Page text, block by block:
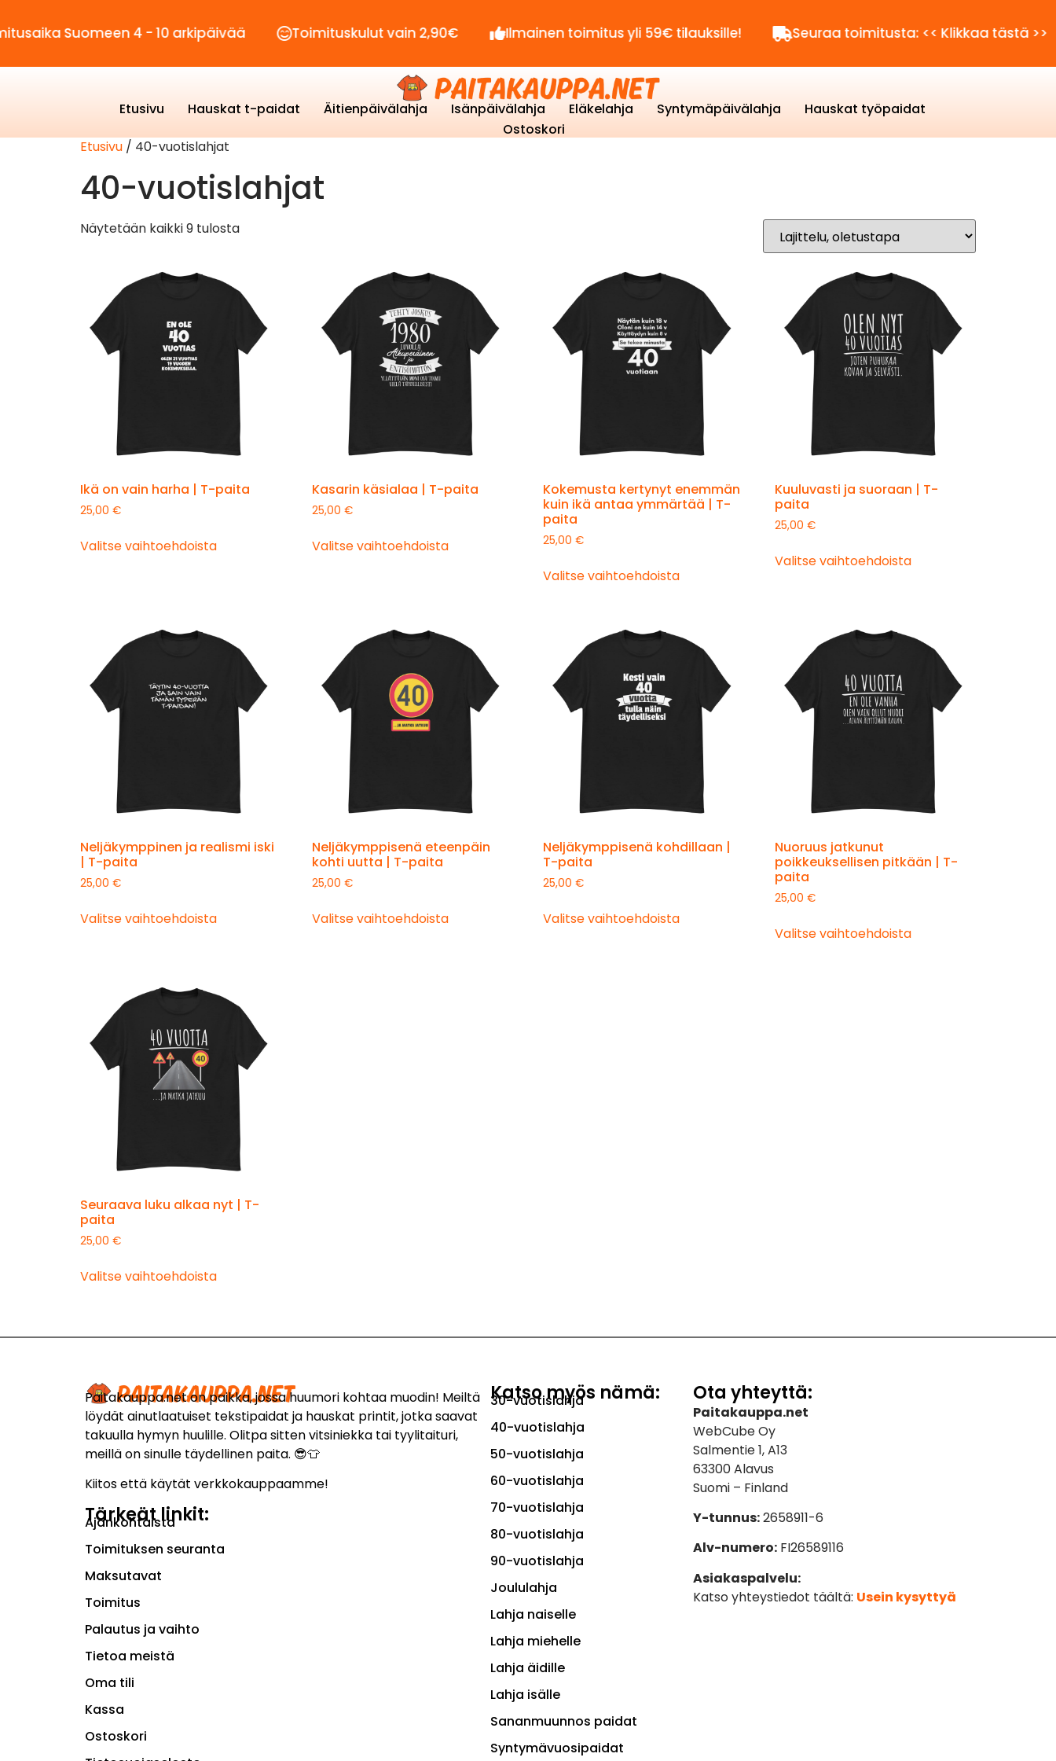
Suomeen 4 - 10 arkipäivää Toimituskulut vain 2,90€ Ilmainen toimitus yli 59€ tilauksille! Seuraa toimitusta: << Klikkaa tästä >>
Etusivu Hauskat t-paidat Äitienpäivälahja Isänpäivälahja Eläkelahja Syntymäpäivälahja
Hauskat työpaidat
Ostoskori
Etusivu / 40-vuotislahjat
40-vuotislahjat
Näytetään kaikki 9 tulosta
Ikä on vain harha | T-paita
25,00 €
Valitse vaihtoehdoista
Kasarin käsialaa | T-paita
25,00 €
Valitse vaihtoehdoista
Kokemusta kertynyt enemmän
kuin ikä antaa ymmärtää | T-
paita
25,00€
Valitse vaihtoehdoista
Kuuluvasti ja suoraan | T-
paita
25,00€
Valitse vaihtoehdoista
Neljäkymppinen ja realismi iski
| T-paita
25,00 €
Valitse vaihtoehdoista
Neljäkymppisenä eteenpäin
kohti uutta | T-paita
25,00 €
Valitse vaihtoehdoista
Neljäkymppisenä kohdillaan |
T-paita
25,00€
Valitse vaihtoehdoista
Nuoruus jatkunut
poikkeuksellisen pitkään | T-
paita
25,00€
Valitse vaihtoehdoista
Seuraava luku alkaa nyt | T-
paita
25,00 €
Valitse vaihtoehdoista
Paitakauppa.net on paikka, jossa huumori kohtaa muodin! Meiltä
löydät ainutlaatuiset tekstipaidat ja hauskat printit, jotka saavat
takuulla hymyn huulille. Olitpa sitten vitsiniekka tai tyylitaituri,
meillä on sinulle täydellinen paita. 😎👕
Kiitos että käytät verkkokauppaamme!
Tärkeät linkit:
Ajankohtaista
Toimituksen seuranta
Maksutavat
Toimitus
Palautus ja vaihto
Tietoa meistä
Oma tili
Kassa
Ostoskori
Katso myös nämä:
30-vuotislahja
40-vuotislahja
50-vuotislahja
60-vuotislahja
70-vuotislahja
80-vuotislahja
90-vuotislahja
Joululahja
Lahja naiselle
Lahja miehelle
Lahja äidille
Lahja isälle
Sananmuunnos paidat
Syntymävuosipaidat
Ota yhteyttä:
Paitakauppa.net
WebCube Oy
Salmentie 1, A13
63300 Alavus
Suomi – Finland
Y-tunnus:2658911-6
Alv-numero: FI26589116
Asiakaspalvelu:
Katso yhteystiedot täältä: Usein kysyttyä